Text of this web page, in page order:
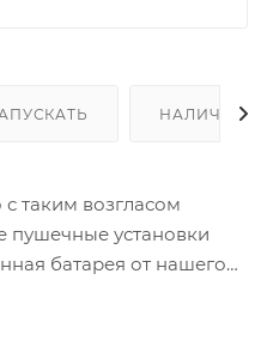
НАЛИЧИЕ
таким возгласом
установки
батарея от нашего